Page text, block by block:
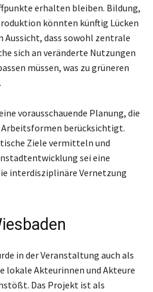
erhalten bleiben. Bildung,
könnten künftig Lücken
dass sowohl zentrale
sich an veränderte Nutzungen
müssen, was zu grüneren
vorausschauende Planung, die
Arbeitsformen berücksichtigt.
Ziele vermitteln und
sei eine
interdisziplinäre Vernetzung
in der Veranstaltung auch als
lokale Akteurinnen und Akteure
Das Projekt ist als